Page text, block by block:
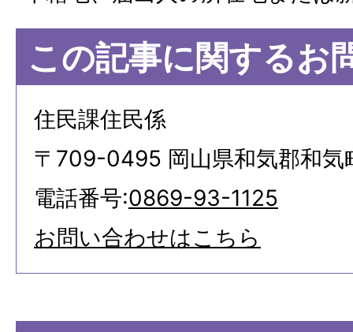
この記事に関するお
住民課住民係
〒709-0495 岡山県和気郡和気
電話番号:0869-93-1125
お問い合わせはこちら